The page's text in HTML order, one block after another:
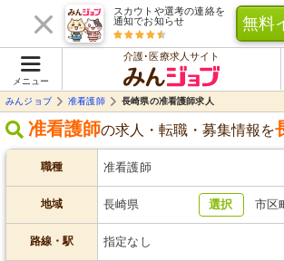
スカウトや選考の連絡を
通知でお知らせ
無料
メニュー
介護･医療求人サイト
みんジョブ
准看護師 長崎県の准看護師求人
准看護師の求人・転職・募集情報を
職種 准看護師
地域 長崎県 選択 市区
路線・駅 指定なし